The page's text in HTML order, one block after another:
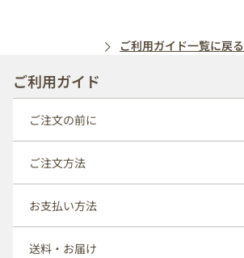
ご利用ガイド
ご注文の前に
ご注文方法
お支払い方法
送料・お届け
ご利用ガイド一覧に戻る